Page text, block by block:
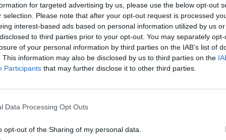
for targeted advertising by us, please use the below opt-out
selection. Please note that after your opt-out request is processed
interest-based ads based on personal information utilized by us
to third parties prior to your opt-out. You may separately
of your personal information by third parties on the IAB’s list of
This information may also be disclosed by us to third parties on the
Participants that may further disclose it to other third parties.
Data Processing Opt Outs
opt-out of the Sharing of my personal data.
Θάνατος από ασφυξία
αμέλεια
να έχασε τις αισθήσεις του όταν έπεσε στον
επέστρεψαν για να ολοκληρώσουν την
και τον ισοπέδωσαν με οδοστρωτήρα. Ο